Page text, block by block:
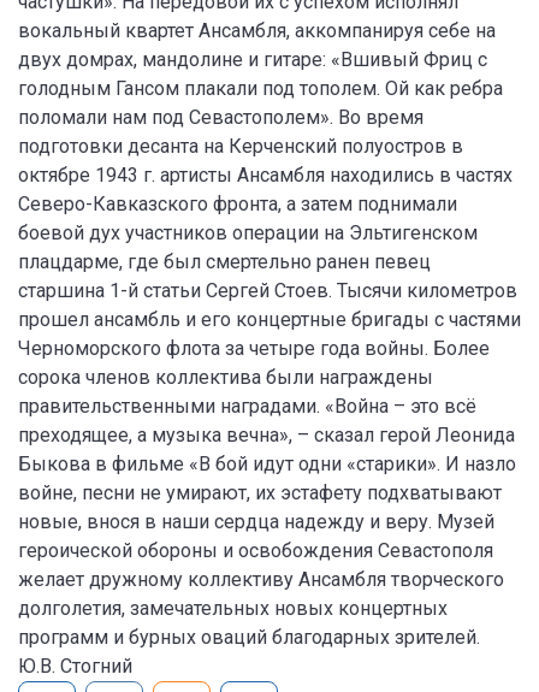
вокальный квартет Ансамбля, аккомпанируя себе на
двух домрах, мандолине и гитаре: «Вшивый Фриц с
голодным Гансом плакали под тополем. Ой как ребра
поломали нам под Севастополем». Во время
подготовки десанта на Керченский полуостров в
октябре 1943 г. артисты Ансамбля находились в частях
Северо-Кавказского фронта, а затем поднимали
боевой дух участников операции на Эльтигенском
плацдарме, где был смертельно ранен певец
старшина 1-й статьи Сергей Стоев. Тысячи километров
прошел ансамбль и его концертные бригады с частями
Черноморского флота за четыре года войны. Более
сорока членов коллектива были награждены
правительственными наградами. «Война – это всё
преходящее, а музыка вечна», – сказал герой Леонида
Быкова в фильме «В бой идут одни «старики». И назло
войне, песни не умирают, их эстафету подхватывают
новые, внося в наши сердца надежду и веру. Музей
героической обороны и освобождения Севастополя
желает дружному коллективу Ансамбля творческого
долголетия, замечательных новых концертных
программ и бурных оваций благодарных зрителей.
Ю.В. Стогний